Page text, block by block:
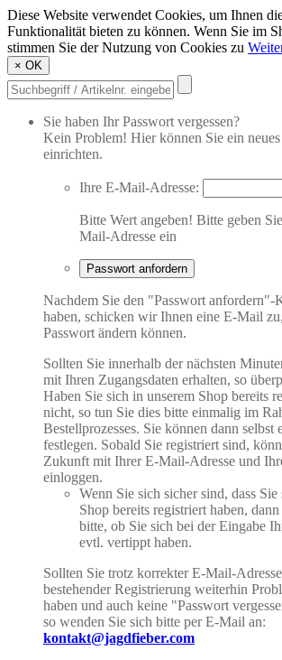
Diese Website verwendet Cookies, um Ihnen
Funktionalität bieten zu können. Wenn Sie im
stimmen Sie der Nutzung von Cookies zu
× OK
Sie haben Ihr Passwort vergessen?
Kein Problem! Hier können Sie ein
einrichten.
Ihre E-Mail-Adresse:
Bitte Wert angeben! Bitte geben
Mail-Adresse ein
Passwort anfordern
Nachdem Sie den "Passwort
haben, schicken wir Ihnen eine E-Mail
Passwort ändern können.
Sollten Sie innerhalb der nächsten
mit Ihren Zugangsdaten erhalten, so
Haben Sie sich in unserem Shop bereits
nicht, so tun Sie dies bitte einmalig im
Bestellprozesses. Sie können dann selbst
festlegen. Sobald Sie registriert sind,
Zukunft mit Ihrer E-Mail-Adresse und
einloggen.
Wenn Sie sich sicher sind, dass
Shop bereits registriert haben,
bitte, ob Sie sich bei der Eingabe
evtl. vertippt haben.
Sollten Sie trotz korrekter E-Mail-
bestehender Registrierung weiterhin
haben und auch keine "Passwort
so wenden Sie sich bitte per E-Mail an:
kontakt@jagdfieber.com